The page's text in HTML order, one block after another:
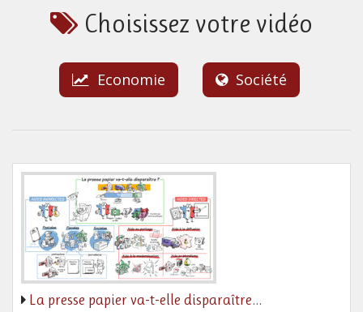
Choisissez votre vidéo
Economie Société
La presse papier va-t-elle disparaître…